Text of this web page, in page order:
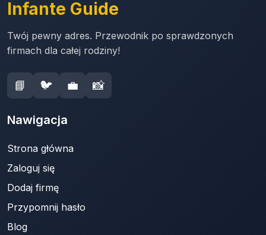
Infante Guide
Twój pewny adres. Przewodnik po sprawdzonych
firmach dla całej rodziny!
📘 🐦 💼 📸
Nawigacja
Strona główna
Zaloguj się
Dodaj firmę
Przypomnij hasło
Blog